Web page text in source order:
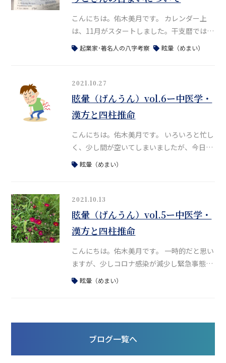
こんにちは。佑木美月です。 カレンダー上
は、11月がスタートしました。干支暦では、
立冬が7日なのでもう少しあとになりま
から弁証していきたいと思います^^ 昔、ご
紹介したこともある、群ようこさんの「ゆる
い生活」。この本は、漢方の専門的な知識が
なくても楽しく読める本なので、お勧めで
す。&nb
起業家･著名人の八字考察 眩暈（めまい）
2021.10.27
眩暈（げんうん）vol.6ー中医学・
漢方と四柱推命
こんにちは。佑木美月です。 いろいろと忙し
く、少し間が空いてしまいましたが、今日は
眩暈の5つ目の原因、虚証タイプの「腎精不
れなくなります。 脳は髄の海なので、髄海不
足となることで、脳と腎精の上下がともに虚
となって、眩暈が生じてくると考えられてい
ます。 症状は、大きく分けて２つのグ
眩暈（めまい）
2021.10.13
眩暈（げんうん）vol.5ー中医学・
漢方と四柱推命
こんにちは。佑木美月です。 一時的だと思い
ますが、少しコロナ感染が減少し緊急事態宣
言が解除されましたので、今月から大阪での
かってほしいと願うばかりです。 さて、今
眩暈（めまい）
ブログ一覧へ